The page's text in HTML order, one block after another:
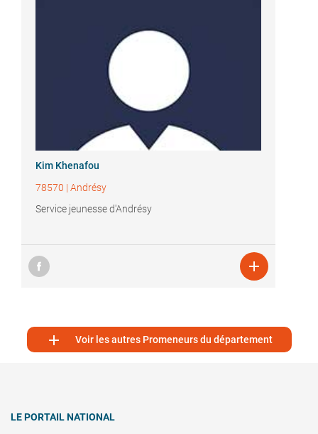
Kim Khenafou
78570 | Andrésy
Service jeunesse d'Andrésy

 Voir les autres Promeneurs du département
LE PORTAIL NATIONAL